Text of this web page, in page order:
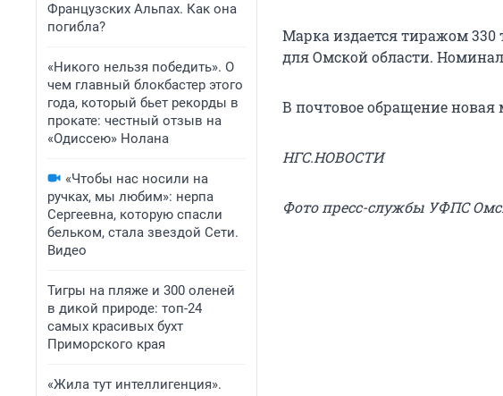
Французских Альпах. Как она
погибла?
«Никого нельзя победить». О
чем главный блокбастер этого
года, который бьет рекорды в
прокате: честный отзыв на
«Одиссею» Нолана
«Чтобы нас носили на
ручках, мы любим»: нерпа
Сергеевна, которую спасли
бельком, стала звездой Сети.
Видео
Тигры на пляже и 300 оленей
в дикой природе: топ-24
самых красивых бухт
Приморского края
«Жила тут интеллигенция».
Марка издается тиражом 330
для Омской области.
В почтовое обращение новая
НГС.НОВОСТИ
Фото пресс-службы УФПС